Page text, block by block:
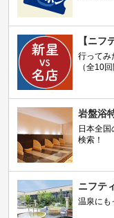
【ニフ
行ってみ
（全10
岩盤浴
日本全
検索！
ニフテ
温泉にも